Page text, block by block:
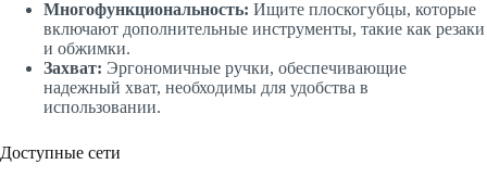
Многофункциональность: Ищите плоскогубцы, которые
включают дополнительные инструменты, такие как резаки
и обжимки.
Захват: Эргономичные ручки, обеспечивающие
надежный хват, необходимы для удобства в
использовании.
Доступные сети